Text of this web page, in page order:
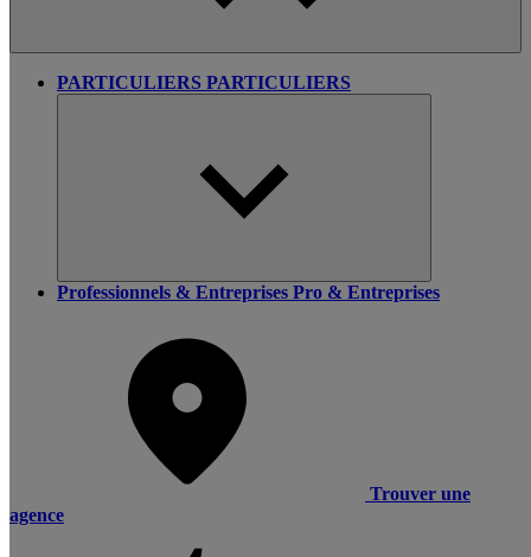
PARTICULIERS PARTICULIERS
Professionnels & Entreprises Pro & Entreprises
Trouver une
agence